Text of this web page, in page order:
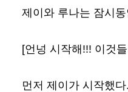
제이와 루나는 잠시
[언넝 시작해!!! 이것
먼저 제이가 시작했다.